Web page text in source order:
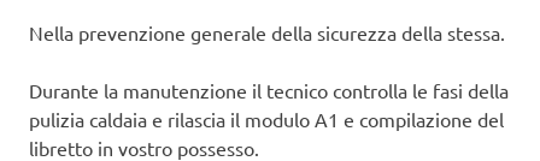
Nella prevenzione generale della sicurezza della stessa.
Durante la manutenzione il tecnico controlla le fasi della
pulizia caldaia e rilascia il modulo A1 e compilazione del
libretto in vostro possesso.